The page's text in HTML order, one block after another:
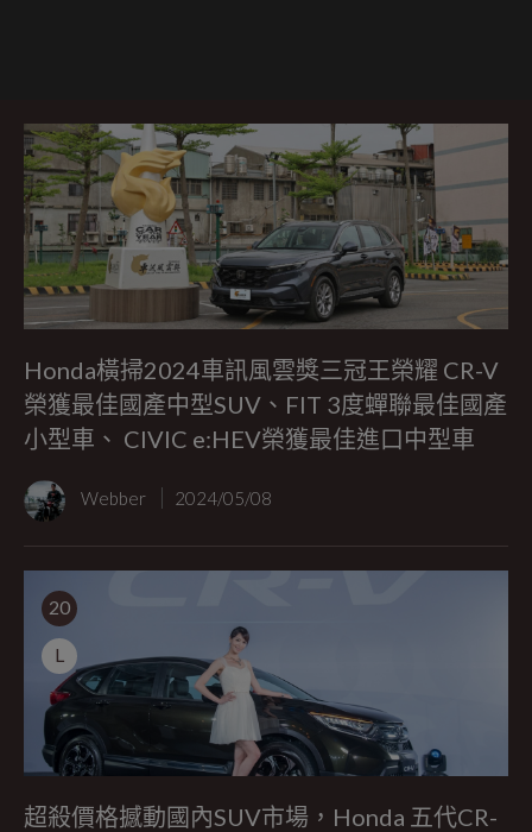
Honda橫掃2024車訊風雲獎三冠王榮耀 CR-V
榮獲最佳國產中型SUV、FIT 3度蟬聯最佳國產
小型車、 CIVIC e:HEV榮獲最佳進口中型車
Webber 2024/05/08
20
L
超殺價格撼動國內SUV市場，Honda 五代CR-